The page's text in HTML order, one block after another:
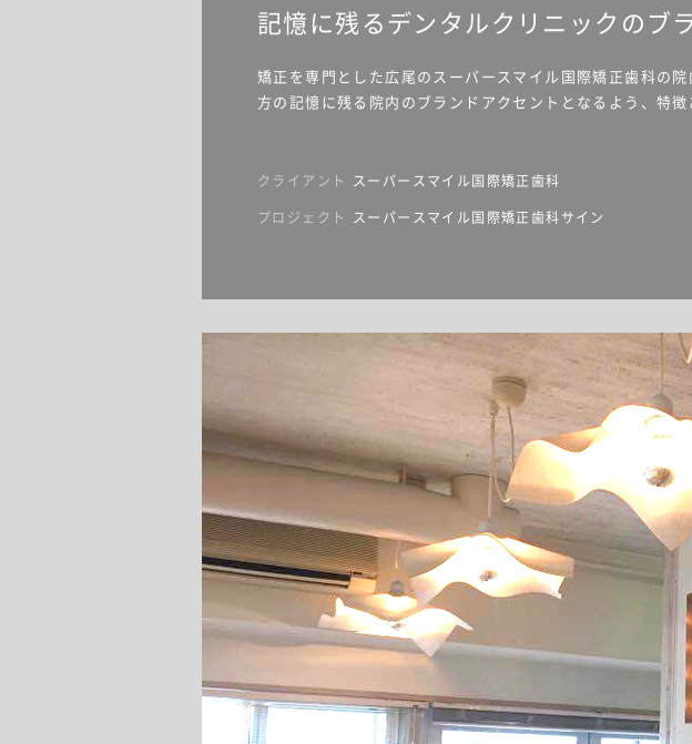
記憶に残るデンタルクリニックのブ
矯正を専門とした広尾のスーパースマイル国際矯正歯科の
方の記憶に残る院内のブランドアクセントとなるよう、特
クライアント スーパースマイル国際矯正歯科
プロジェクト スーパースマイル国際矯正歯科サイン